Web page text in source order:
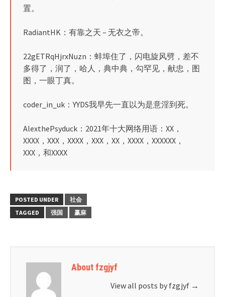
置。
RadiantHK：有靠之天 – 无衣之帝。
22gETRqHjrxNuzn：蚌埠住了，闪电旋风劈，差不
多得了，润了，哈人，典中典，勾罕见，献忠，图
图，一眼丁真。
coder_in_uk：YYDS我早先一直以为是意淫到死。
AlexthePsyduck：2021年十大网络用语：XX，
XXXX，XXX，XXXX，XXX，XX，XXXX，XXXXXX，
XXX，和XXXX
POSTED UNDER
社会
TAGGED
强国 赢麻
About fzgjyf
View all posts by fzgjyf →